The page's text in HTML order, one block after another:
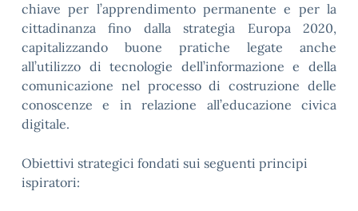
chiave per l’apprendimento permanente e per la
cittadinanza fino dalla strategia Europa 2020,
capitalizzando buone pratiche legate anche
all’utilizzo di tecnologie dell’informazione e della
comunicazione nel processo di costruzione delle
conoscenze e in relazione all’educazione civica
digitale.
Obiettivi strategici fondati sui seguenti principi
ispiratori: